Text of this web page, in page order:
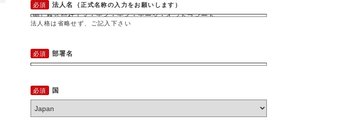
法人名（正式名称の入力をお願いします）
法人格は省略せず、ご記入下さい
部署名
国